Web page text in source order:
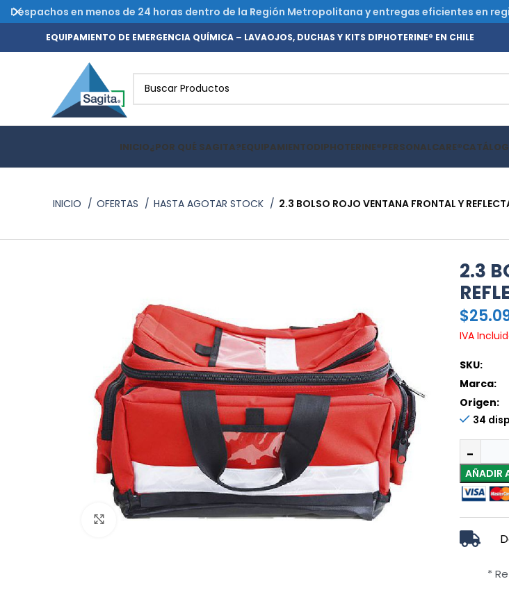
EQUIPAMIENTO DE EMERGENCIA QUÍMICA – LAVAOJOS, DUCHAS Y KITS DIPHOTERINE® EN CHILE
INICIO¿POR QUÉ SAGITA?EQUIPAMIENTODIPHOTERINE®PERSONALCARE®
INICIO OFERTAS HASTA AGOTAR STOCK 2.3 BOLSO ROJO VENTANA FRONTAL Y
Haz clic para ampliar
2.3
$
IVA
SKU:
Marca:
Origen:
34
AÑADIR
*
Despachos en menos de 24 horas dentro de la Región Metropolitana y entregas eficientes en